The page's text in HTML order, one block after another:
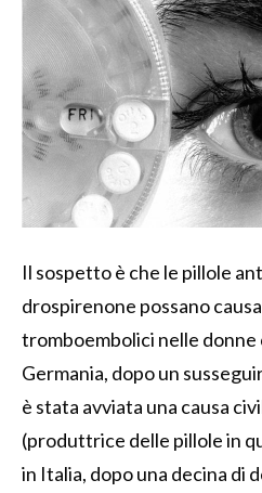
Il sospetto è che le pillole
drospirenone possano
tromboembolici nelle donne
Germania, dopo un
è stata avviata una causa
(produttrice delle pillole in
in Italia, dopo una decina di